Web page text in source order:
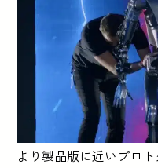
より製品版に近いプロ